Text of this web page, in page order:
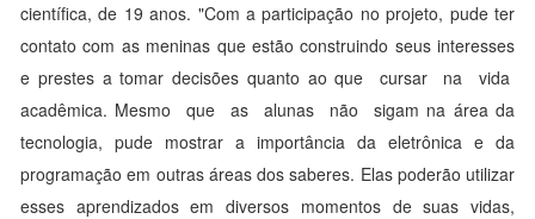
científica, de 19 anos. "Com a participação no projeto, pude ter
contato com as meninas que estão construindo seus interesses
e prestes a tomar decisões quanto ao que cursar na vida
acadêmica. Mesmo que as alunas não sigam na área da
tecnologia, pude mostrar a importância da eletrônica e da
programação em outras áreas dos saberes. Elas poderão utilizar
esses aprendizados em diversos momentos de suas vidas,